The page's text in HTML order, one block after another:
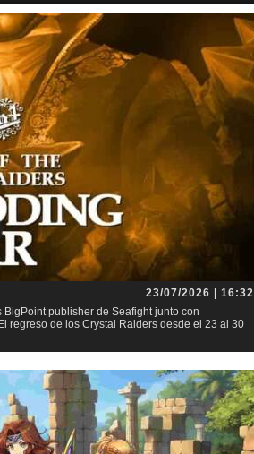
23/07/2026 | 16:32
publisher de Seafight junto con
regreso de los Crystal Raiders desde el 23 al 30